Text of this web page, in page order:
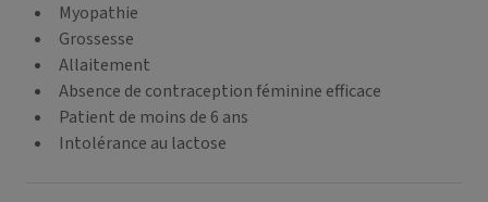
Myopathie
Grossesse
Allaitement
Absence de contraception féminine efficace
Patient de moins de 6 ans
Intolérance au lactose